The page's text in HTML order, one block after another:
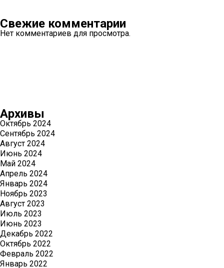
Свежие комментарии
Нет комментариев для просмотра.
Архивы
Октябрь 2024
Сентябрь 2024
Август 2024
Июнь 2024
Май 2024
Апрель 2024
Январь 2024
Ноябрь 2023
Август 2023
Июль 2023
Июнь 2023
Декабрь 2022
Октябрь 2022
Февраль 2022
Январь 2022